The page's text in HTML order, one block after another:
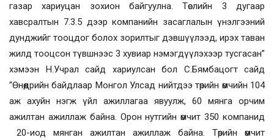
газар хариуцан зохион байгуулна. Төслийн 3 дугаар
хавсралтын 7.3.5 дээр компанийн засаглалын үнэлгээний
дунджийг тооцдог болох зорилтыг дэвшүүлээд, ирэх таван
жилд тооцсон түвшнээс 3 хувиар нэмэгдүүлэхээр тусгасан”
хэмээн Н.Учрал сайд хариулсан бол С.Бямбацогт сайд
“Өнөөдрийн байдлаар Монгол Улсад нийтдээ төрийн өмчийн 104
аж ахуйн нэгж үйл ажиллагаа явуулж, 60 мянга орчим
ажилтан ажиллаж байна. Орон нутгийн өмчит 350 компанид
20-иод мянган ажилтан ажиллаж байна. Төрийн өмчит